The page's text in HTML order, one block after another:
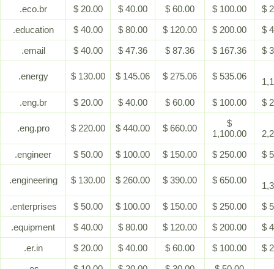
.eco.br
$ 20.00 $ 40.00 $ 60.00 $ 100.00
$
.education
$ 40.00 $ 80.00 $ 120.00 $ 200.00
$
.email
$ 40.00 $ 47.36 $ 87.36 $ 167.36 $
.energy $ 130.00 $ 145.06 $ 275.06 $ 535.06
.eng.br
$ 20.00 $ 40.00 $ 60.00 $ 100.00 $
.eng.pro $ 220.00 $ 440.00 $ 660.00
$
1,100.00
.engineer
$ 50.00 $ 100.00 $ 150.00 $ 250.00 $
.engineering $ 130.00 $ 260.00 $ 390.00 $ 650.00
.enterprises
$ 50.00 $ 100.00 $ 150.00 $ 250.00
$
.equipment
$ 40.00 $ 80.00 $ 120.00 $ 200.00
$
.er.in
$ 20.00 $ 40.00 $ 60.00 $ 100.00
$